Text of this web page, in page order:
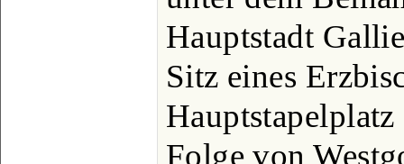
Hauptstadt
Sitz eines
Folge von